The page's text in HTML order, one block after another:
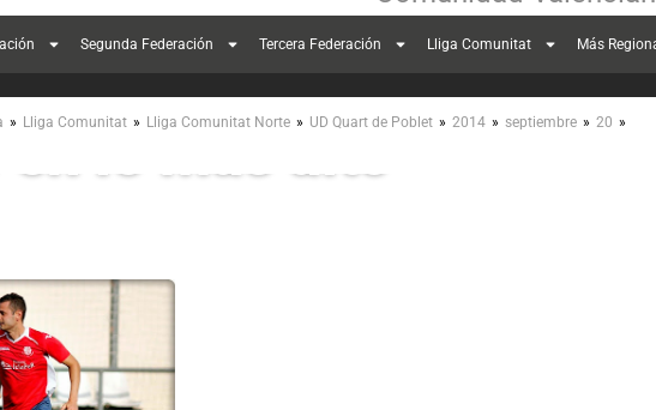
Segunda Federación Tercera Federación Lliga Comunitat Más
» Lliga Comunitat » Lliga Comunitat Norte » UD Quart de Poblet » 2014 » septiembre » 20 »
Barrio del Cristo
lo más alto